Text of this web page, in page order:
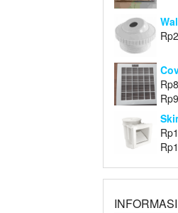
Rp
Rp
Rp
Rp
Rp